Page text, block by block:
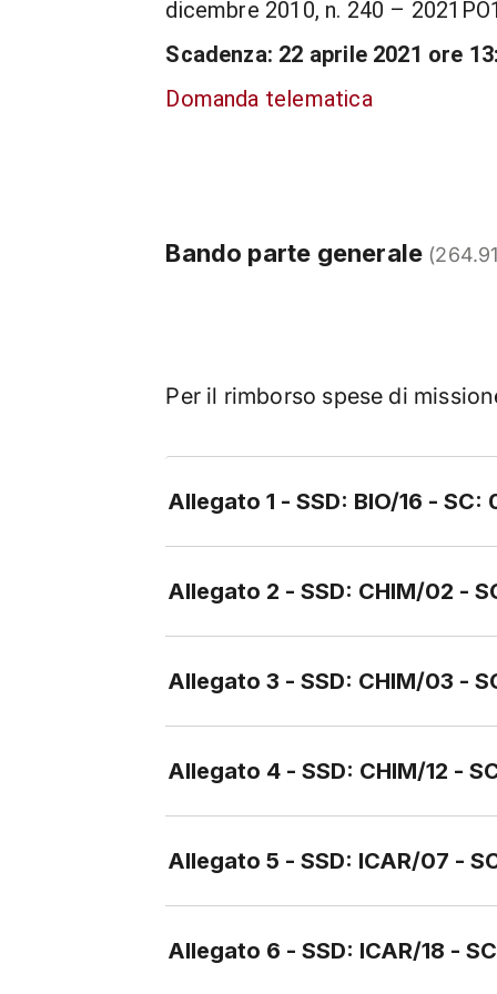
dicembre 2010, n. 240 –
Scadenza: 22 aprile 2021 ore
Domanda telematica
Bando parte generale
Per il rimborso spese di
Allegato 1 - SSD: BIO/16 - SC:
Allegato 2 - SSD: CHIM/02 -
Allegato 3 - SSD: CHIM/03 -
Allegato 4 - SSD: CHIM/12 -
Allegato 5 - SSD: ICAR/07 -
Allegato 6 - SSD: ICAR/18 -